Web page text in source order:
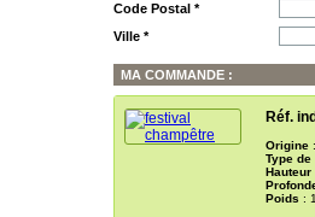
Code Postal *
Ville *
MA COMMANDE :
Réf.
Origine
Type
Hauteur
Poids :